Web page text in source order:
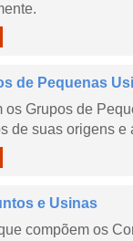
de Pequenas
Grupos de
de suas origens e
e Usinas
compõem os